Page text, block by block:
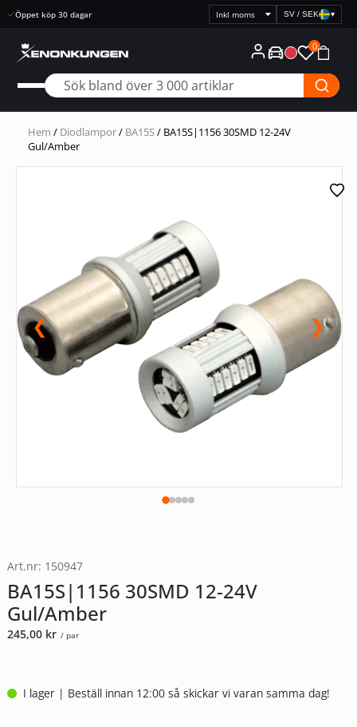
Snabb leverans
Välj
prisvisning
SV / SEK ▾
0
Hem / Diodlampor/ BA15S/ BA15S|1156 30SMD 12-24V
Gul/Amber
❮ ❯
Art.nr: 150947
BA15S|1156 30SMD 12-24V
Gul/Amber
245,00 kr / par
I lager | Beställ innan 12:00 så skickar vi varan samma dag!